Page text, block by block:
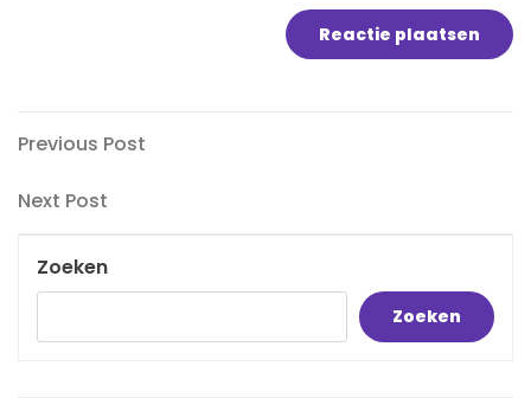
Bericht
navigatie
Previous
Previous Post
Next
Next Post
Zoeken
Zoeken